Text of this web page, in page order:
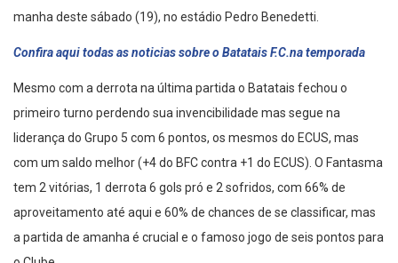
manha deste sábado (19), no estádio Pedro Benedetti.
Confira aqui todas as noticias sobre o Batatais F.C.na temporada
Mesmo com a derrota na última partida o Batatais fechou o
primeiro turno perdendo sua invencibilidade mas segue na
liderança do Grupo 5 com 6 pontos, os mesmos do ECUS, mas
com um saldo melhor (+4 do BFC contra +1 do ECUS). O Fantasma
tem 2 vitórias, 1 derrota 6 gols pró e 2 sofridos, com 66% de
aproveitamento até aqui e 60% de chances de se classificar, mas
a partida de amanha é crucial e o famoso jogo de seis pontos para